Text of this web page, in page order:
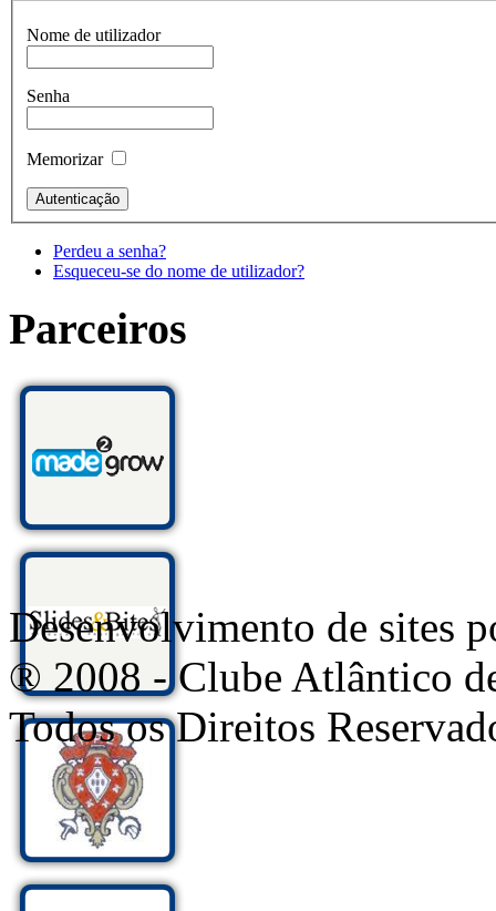
Nome de utilizador
Senha
Memorizar
Perdeu a senha?
Esqueceu-se do nome de utilizador?
Parceiros
Desenvolvimento de sites
® 2008 - Clube Atlântico
Todos os Direitos